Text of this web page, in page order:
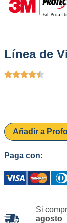
Línea de
Añadir a
Paga con:
Si
agosto